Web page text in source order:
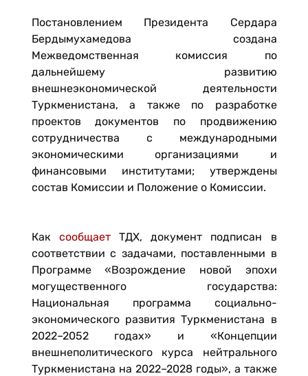
Постановлением Президента Сердара
Бердымухамедова создана
Межведомственная комиссия по
дальнейшему развитию
внешнеэкономической деятельности
Туркменистана, а также по разработке
проектов документов по продвижению
сотрудничества с международными
экономическими организациями и
финансовыми институтами; утверждены
состав Комиссии и Положение о Комиссии.
Как сообщаетТДХ, документ подписан в
соответствии с задачами, поставленными в
Программе «Возрождение новой эпохи
могущественного государства:
Национальная программа социально-
экономического развития Туркменистана в
2022–2052 годах» и «Концепции
внешнеполитического курса нейтрального
Туркменистана на 2022–2028 годы», а также